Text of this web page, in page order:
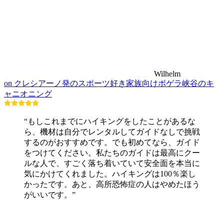
Wilhelm
on クレシアーノ発のスポーツ好き家族向けボゲラ峡谷のキ
ャニオニング
“もしこれまでにハイキングをしたことがあるな
ら、機材は自分でレンタルしてガイドなしで挑戦
するのがおすすめです。でも初めてなら、ガイド
をつけてください。私たちのガイドは最高にクー
ルな人で、すごく落ち着いていて安全面を本当に
気にかけてくれました。ハイキングは100％楽し
かったです。あと、高所恐怖症の人はやめたほう
がいいです。”